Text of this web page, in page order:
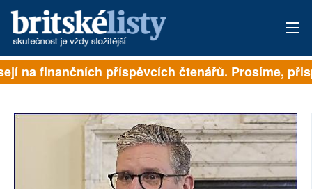
PŘIHLÁSIT
na finančních příspěvcích čtenářů. Prosíme,